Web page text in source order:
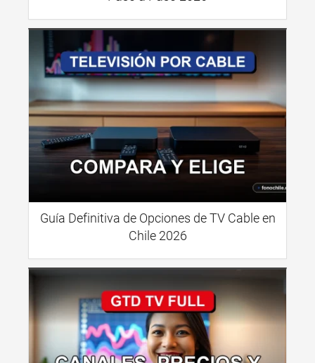
Guía Definitiva de Opciones de TV Cable en
Chile 2026